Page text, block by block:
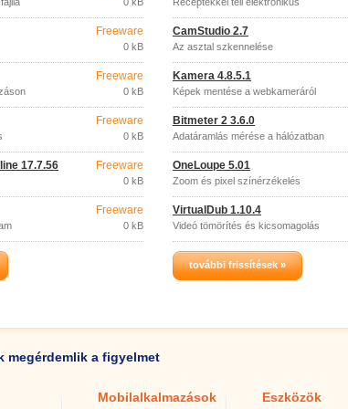
Freeware
0 kB
Freeware
0 kB
Freeware
0 kB
17.7.56 Freeware
0 kB
Freeware
0 kB
szakácskönyv.
CamStudio 2.7
Az asztal szkennelése
Kamera 4.8.5.1
Képek mentése a webkameráról
Bitmeter 2 3.6.0
Adatáramlás mérése a hálózatban
OneLoupe 5.01
Zoom és pixel színérzékelés
VirtualDub 1.10.4
Videó tömörítés és kicsomagolás
további frissítések »
megérdemlik a figyelmet
Mobilalkalmazások Eszközök